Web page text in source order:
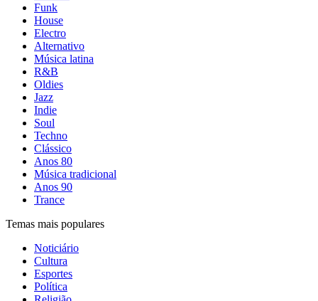
Funk
House
Electro
Alternativo
Música latina
R&B
Oldies
Jazz
Indie
Soul
Techno
Clássico
Anos 80
Música tradicional
Anos 90
Trance
Temas mais populares
Noticiário
Cultura
Esportes
Política